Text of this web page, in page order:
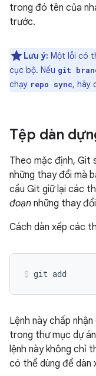
trong đó tên của
trước.
Lưu ý: Một lỗi có
cục bộ. Nếu git
chạy repo sync, hãy
Tệp dàn
Theo mặc định, Git
những thay đổi mà
cầu Git giữ lại các
đoạn những thay
Cách dàn xếp các
Lệnh này chấp
trong thư mục dự
lệnh này không chỉ
có thể dùng để dàn